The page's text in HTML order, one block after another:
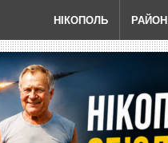
НІКОПОЛЬ РАЙОН